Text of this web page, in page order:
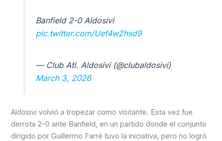
Banfield 2-0 Aldosivi
pic.twitter.com/Uef4w2hsd9
— Club Atl. Aldosivi (@clubaldosivi)
March 3, 2026
Aldosivi volvió a tropezar como visitante. Esta vez fue
derrota 2-0 ante Banfield, en un partido donde el conjunto
dirigido por Guillermo Farré tuvo la iniciativa, pero no logró